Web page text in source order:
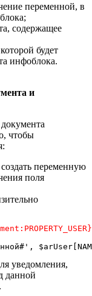
переменной, в
содержащее
будет
инфоблока.
и
чтобы
переменную
поля
уведомления,
данной